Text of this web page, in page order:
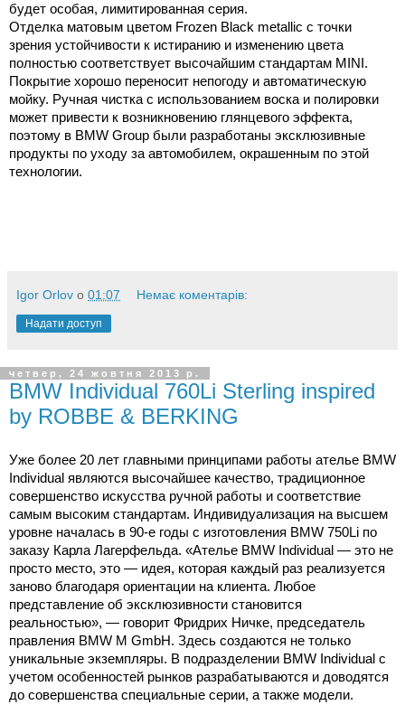
будет особая, лимитированная серия.
Отделка матовым цветом Frozen Black metallic с точки
зрения устойчивости к истиранию и изменению цвета
полностью соответствует высочайшим стандартам MINI.
Покрытие хорошо переносит непогоду и автоматическую
мойку. Ручная чистка с использованием воска и полировки
может привести к возникновению глянцевого эффекта,
поэтому в BMW Group были разработаны эксклюзивные
продукты по уходу за автомобилем, окрашенным по этой
технологии.
Igor Orlov о 01:07 Немає коментарів:
Надати доступ
четвер, 24 жовтня 2013 р.
BMW Individual 760Li Sterling inspired
by ROBBE & BERKING
Уже более 20 лет главными принципами работы ателье BMW
Individual являются высочайшее качество, традиционное
совершенство искусства ручной работы и соответствие
самым высоким стандартам. Индивидуализация на высшем
уровне началась в 90-е годы с изготовления BMW 750Li по
заказу Карла Лагерфельда. «Ателье BMW Individual — это не
просто место, это — идея, которая каждый раз реализуется
заново благодаря ориентации на клиента. Любое
представление об эксклюзивности становится
реальностью», — говорит Фридрих Ничке, председатель
правления BMW M GmbH. Здесь создаются не только
уникальные экземпляры. В подразделении BMW Individual с
учетом особенностей рынков разрабатываются и доводятся
до совершенства специальные серии, а также модели.